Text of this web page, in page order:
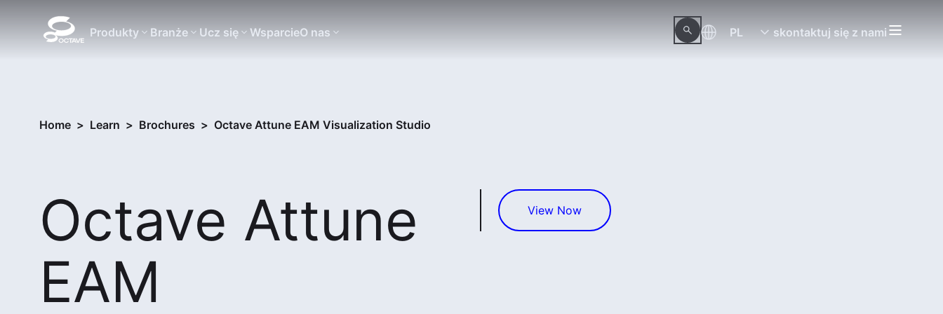
Produkty Branże Ucz się WsparcieO nas PL skontaktuj się z nami
Home > Learn > Brochures > Octave Attune EAM Visualization Studio
Octave Attune
EAM
View Now